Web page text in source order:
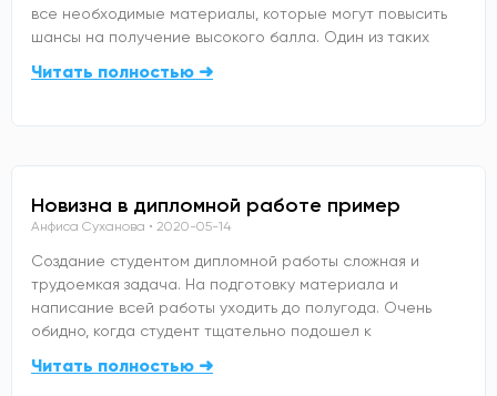
все необходимые материалы, которые могут повысить
шансы на получение высокого балла. Один из таких
Читать полностью ➜
Новизна в дипломной работе пример
Анфиса Суханова 2020-05-14
Создание студентом дипломной работы сложная и
трудоемкая задача. На подготовку материала и
написание всей работы уходить до полугода. Очень
обидно, когда студент тщательно подошел к
Читать полностью ➜